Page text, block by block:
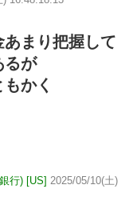
まり把握して
るが
かく
行) [US] 2025/05/10(土)